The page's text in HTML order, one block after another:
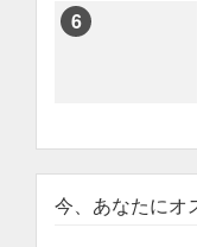
今、あなたにオ